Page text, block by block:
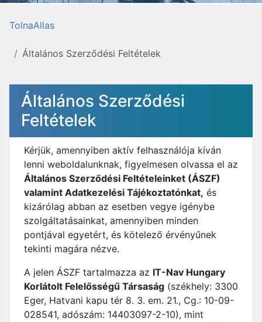
TolnaAllas
Általános Szerződési Feltételek
Általános Szerződési
Feltételek
Kérjük, amennyiben aktív felhasználója kíván
lenni weboldalunknak, figyelmesen olvassa el az
Általános Szerződési Feltételeinket (ÁSZF)
valamint Adatkezelési Tájékoztatónkat, és
kizárólag abban az esetben vegye igénybe
szolgáltatásainkat, amennyiben minden
pontjával egyetért, és kötelező érvényűnek
tekinti magára nézve.
A jelen ÁSZF tartalmazza az IT-Nav Hungary
Korlátolt Felelősségű Társaság (székhely: 3300
Eger, Hatvani kapu tér 8. 3. em. 21., Cg.: 10-09-
028541, adószám: 14403097-2-10), mint